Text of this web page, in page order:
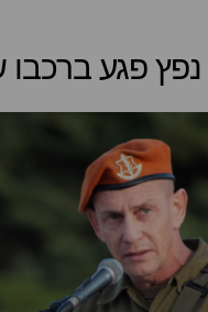
נפץ פגע